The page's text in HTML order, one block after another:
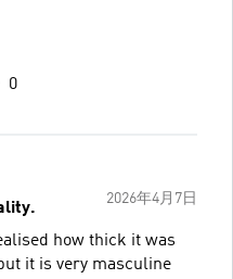
0
2026年4月7日
how thick it was
it is very masculine